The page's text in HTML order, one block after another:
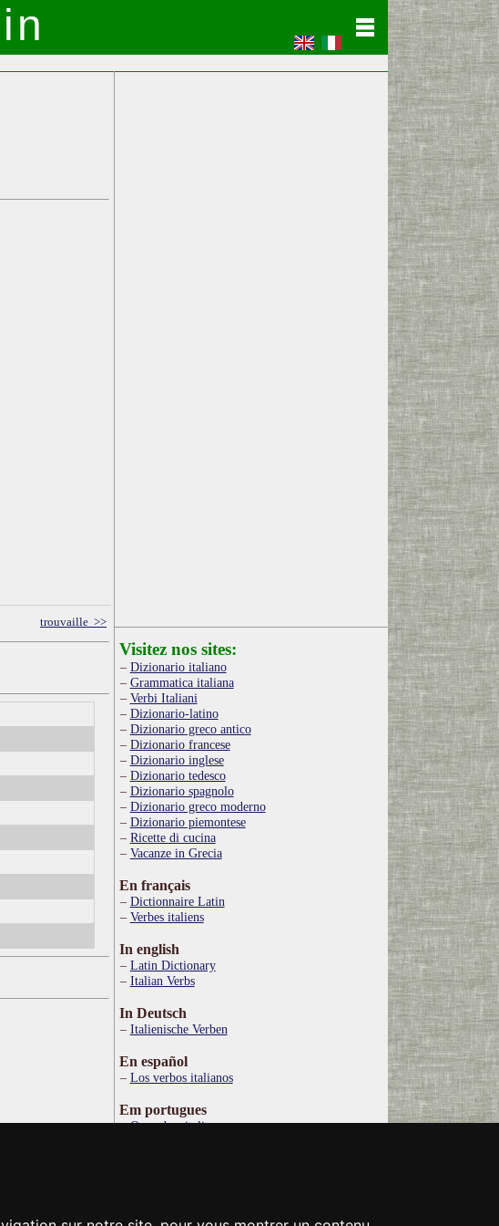
trouvaille >>
Visitez nos sites:
Dizionario italiano
Grammatica italiana
Verbi Italiani
Dizionario-latino
Dizionario greco antico
Dizionario francese
Dizionario inglese
Dizionario tedesco
Dizionario spagnolo
Dizionario greco moderno
Dizionario piemontese
Ricette di cucina
Vacanze in Grecia
En français
Dictionnaire Latin
Verbes italiens
In english
Latin Dictionary
Italian Verbs
In Deutsch
Italienische Verben
En español
Los verbos italianos
Em portugues
Os verbos italianos
Ιταλικό Λεξικό